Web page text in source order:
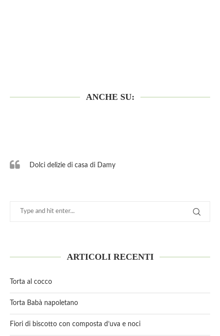
ANCHE SU:
Dolci delizie di casa di Damy
ARTICOLI RECENTI
Torta al cocco
Torta Babà napoletano
Fiori di biscotto con composta d’uva e noci